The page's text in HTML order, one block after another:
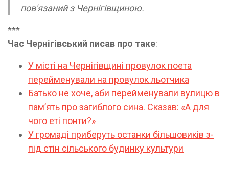
пов'язаний з Чернігівщиною.
***
Час Чернігівський писав про таке:
У місті на Чернігівщині провулок поета
перейменували на провулок льотчика
Батько не хоче, аби перейменували вулицю в
пам’ять про загиблого сина. Сказав: «А для
чого еті понти?»
У громаді приберуть останки більшовиків з-
під стін сільського будинку культури